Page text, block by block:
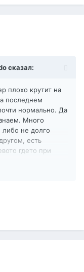
сказал:
плохо крутит на
последнем
нормально. Да
Много
либо не долго
есть
гдето при
проблему
Машин -